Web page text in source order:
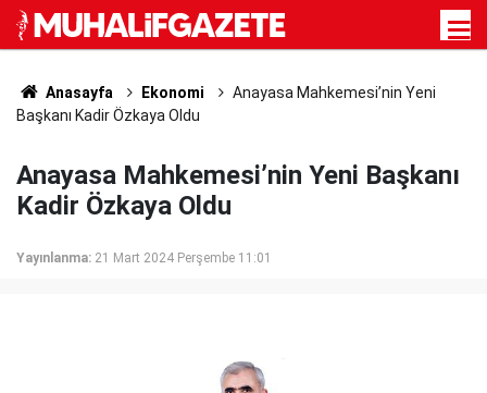
Anasayfa Ekonomi
Anayasa Mahkemesi’nin Yeni
Başkanı Kadir Özkaya Oldu
Anayasa Mahkemesi’nin Yeni Başkanı
Kadir Özkaya Oldu
Yayınlanma: 21 Mart 2024 Perşembe 11:01